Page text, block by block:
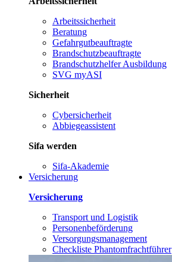
Arbeitssicherheit
Beratung
Gefahrgutbeauftragte
Brandschutzbeauftragte
Brandschutzhelfer Ausbildung
SVG myASI
Sicherheit
Cybersicherheit
Abbiegeassistent
Sifa werden
Sifa-Akademie
Versicherung
Versicherung
Transport und Logistik
Personenbeförderung
Versorgungsmanagement
Checkliste Phantomfrachtführer